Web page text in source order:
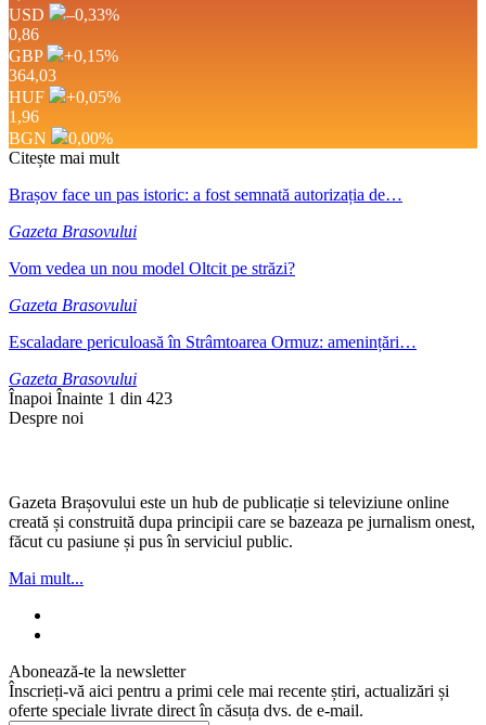
USD
–0,33%
0,86
GBP
+0,15%
364,03
HUF
+0,05%
1,96
BGN
0,00%
Citește mai mult
Brașov face un pas istoric: a fost semnată autorizația de…
Gazeta Brasovului
Vom vedea un nou model Oltcit pe străzi?
Gazeta Brasovului
Escaladare periculoasă în Strâmtoarea Ormuz: amenințări…
Gazeta Brasovului
Înapoi Înainte 1 din 423
Despre noi
Gazeta Brașovului este un hub de publicație si televiziune online
creată și construită dupa principii care se bazeaza pe jurnalism onest,
făcut cu pasiune și pus în serviciul public.
Mai mult...
Abonează-te la newsletter
Înscrieți-vă aici pentru a primi cele mai recente știri, actualizări și
oferte speciale livrate direct în căsuța dvs. de e-mail.